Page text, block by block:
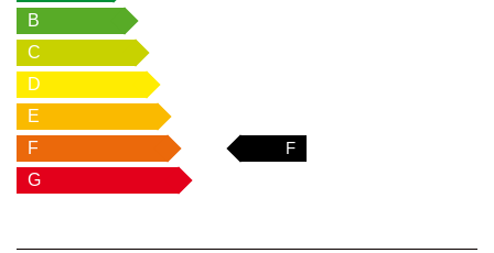
B
C
D
E
F
F
G